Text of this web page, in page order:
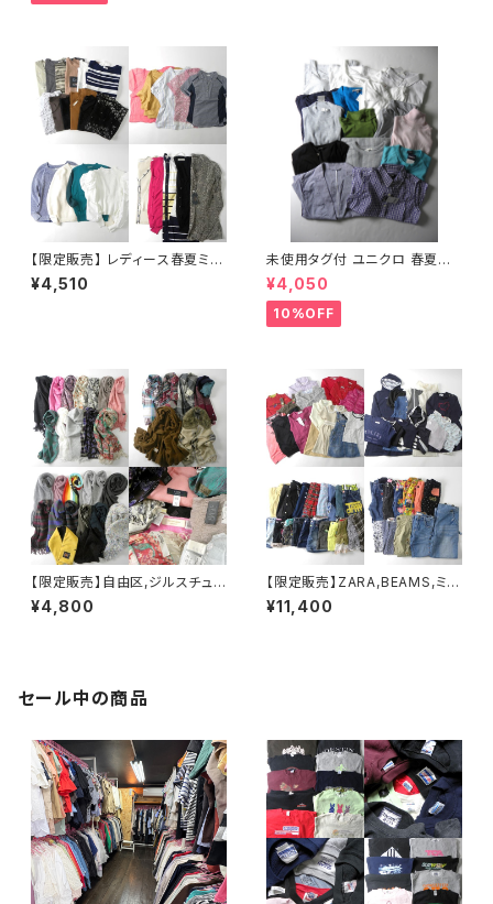
【限定販売】 レディース春夏ミセ
ス系トップスアソート 41点セット
大特価 まとめ売り フリマ 転売
¥4,510
未使用タグ付 ユニクロ 春夏レ
ディース15点セット Tシャツ+ニ
ット+ワンピース+ジャケット＋ブ
ラトップ等
¥4,050
10%OFF
【限定販売】自由区,ジルスチュア
ート,HARDY AMIES,LANDS'E
ND,スナイデル,ローラアシュレ
¥4,800
【限定販売】ZARA,BEAMS,ミキ
ハウス,組曲,ANGEL BLUE,JE
NNI,プティマイン,む～のんのん
¥11,400
セール中の商品